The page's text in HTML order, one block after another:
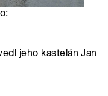
jeho kastelán Jan